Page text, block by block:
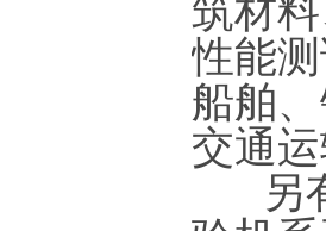
筑材
性能
船舶
交通
另有